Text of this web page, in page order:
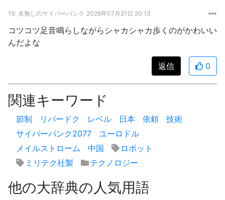
19. 名無しのサイバーパンク 2026年07月21日 20:13
コツコツ足音鳴らしながらシャカシャカ歩くのがかわいい
んだよな
返信 0
関連キーワード
節制 リパードク レベル 日本 依頼
技術
サイバーパンク2077
ユーロドル
メイルストローム
中国
ロボット
ミリテク社製
テクノロジー
他の大辞典の人気用語